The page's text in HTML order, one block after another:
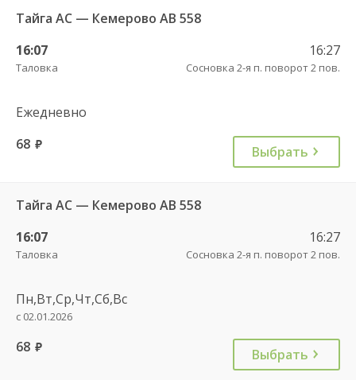
Тайга АС — Кемерово АВ 558
16:07
Таловка
16:27
Сосновка 2-я п. поворот 2 пов.
Ежедневно
68 руб. Выбрать
Тайга АС — Кемерово АВ 558
16:07
Таловка
16:27
Сосновка 2-я п. поворот 2 пов.
Пн,Вт,Ср,Чт,Сб,Вс
с 02.01.2026
68 руб. Выбрать